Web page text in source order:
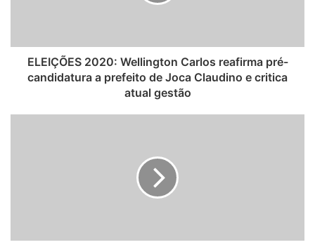
ELEIÇÕES 2020: Wellington Carlos reafirma pré-
candidatura a prefeito de Joca Claudino e critica
atual gestão